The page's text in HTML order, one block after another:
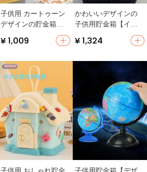
子供用 カートゥーン
デザインの貯金箱
【鍵付き収納ボック
ス・おもちゃ入れ・
¥ 1,009
かわいいデザインの
子供用貯金箱【イン
テリア・動物モチー
フ・ギフト向け】
¥ 1,324